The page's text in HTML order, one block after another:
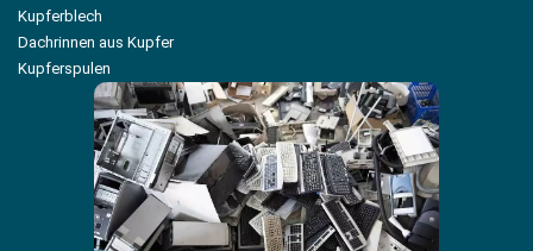
Kupferblech
Dachrinnen aus Kupfer
Kupferspulen